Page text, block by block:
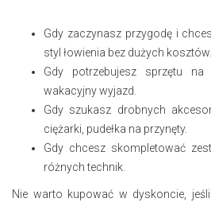
Gdy zaczynasz przygodę i
styl łowienia bez dużych kosztów.
Gdy potrzebujesz sprzętu
wakacyjny wyjazd.
Gdy szukasz drobnych
ciężarki, pudełka na przynęty.
Gdy chcesz skompletować
różnych technik.
Nie warto kupować w dyskoncie,